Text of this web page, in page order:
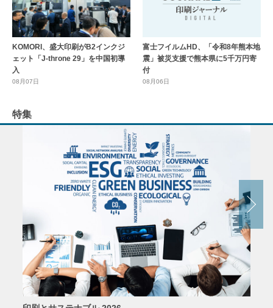
KOMORI、盛大印刷がB2インクジ
ェット「J-throne 29」を中国初導
入
08月07日
富士フイルムHD、「令和8年熊本地
震」被災支援で熊本県に5千万円寄
付
08月06日
特集